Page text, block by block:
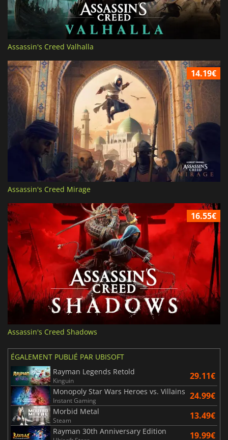
Assassin's Creed Valhalla
14.19€
Assassin's Creed Mirage
16.55€
Assassin's Creed Shadows
ÉGALEMENT PUBLIÉ PAR UBISOFT
Rayman Legends Retold
Kinguin 29.11€
Monopoly Star Wars Heroes vs. Villains
Instant Gaming 24.99€
Morbid Metal
Steam 13.49€
Rayman 30th Anniversary Edition 19.99€